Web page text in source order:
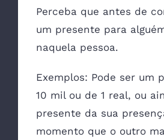
Perceba que antes de
um presente para
naquela pessoa.
Exemplos: Pode ser um
10 mil ou de 1 real, ou
presente da sua
momento que o outro